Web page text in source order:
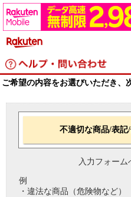
ご希望の内容をお選びいただき、
不適切な商品/表記
入力フォーム
例
・違法な商品（危険物など）